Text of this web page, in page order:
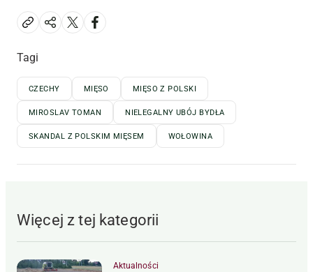
Tagi
CZECHY MIĘSO MIĘSO Z POLSKI
MIROSLAV TOMAN NIELEGALNY UBÓJ BYDŁA
SKANDAL Z POLSKIM MIĘSEM WOŁOWINA
Więcej z tej kategorii
Aktualności